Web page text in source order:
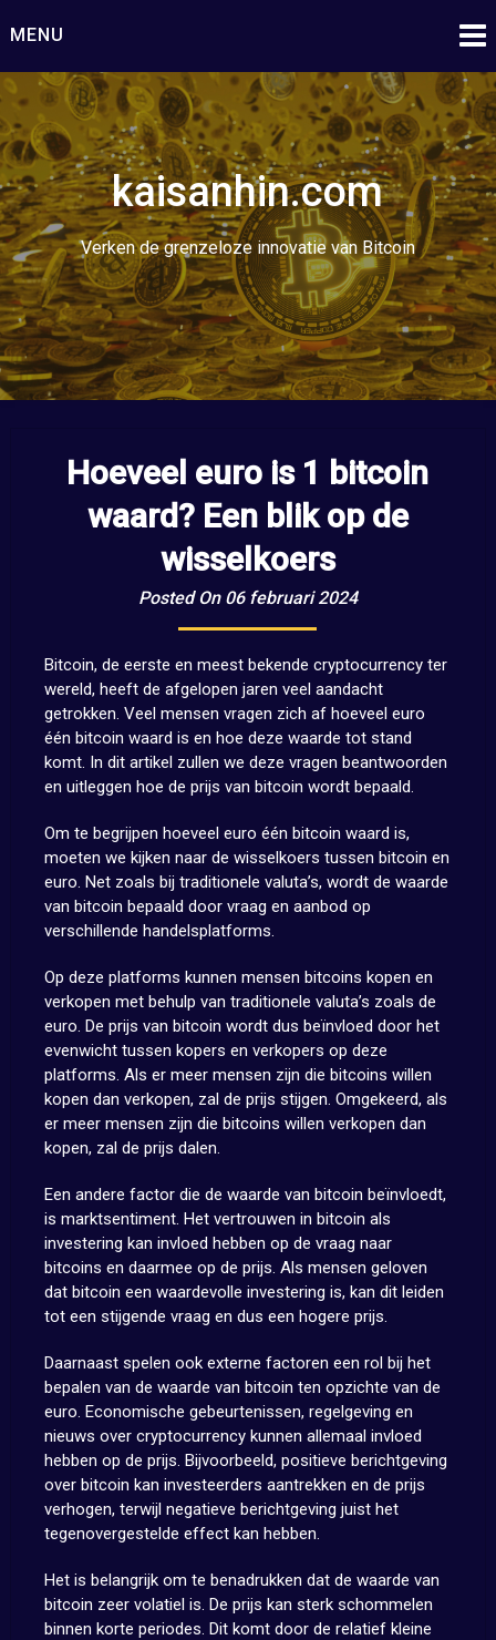
naar
inhoud
MENU
kaisanhin.com
Verken de grenzeloze innovatie van Bitcoin
Hoeveel euro is 1 bitcoin
waard? Een blik op de
wisselkoers
Posted On 06 februari 2024
Bitcoin, de eerste en meest bekende cryptocurrency ter
wereld, heeft de afgelopen jaren veel aandacht
getrokken. Veel mensen vragen zich af hoeveel euro
één bitcoin waard is en hoe deze waarde tot stand
komt. In dit artikel zullen we deze vragen beantwoorden
en uitleggen hoe de prijs van bitcoin wordt bepaald.
Om te begrijpen hoeveel euro één bitcoin waard is,
moeten we kijken naar de wisselkoers tussen bitcoin en
euro. Net zoals bij traditionele valuta’s, wordt de waarde
van bitcoin bepaald door vraag en aanbod op
verschillende handelsplatforms.
Op deze platforms kunnen mensen bitcoins kopen en
verkopen met behulp van traditionele valuta’s zoals de
euro. De prijs van bitcoin wordt dus beïnvloed door het
evenwicht tussen kopers en verkopers op deze
platforms. Als er meer mensen zijn die bitcoins willen
kopen dan verkopen, zal de prijs stijgen. Omgekeerd, als
er meer mensen zijn die bitcoins willen verkopen dan
kopen, zal de prijs dalen.
Een andere factor die de waarde van bitcoin beïnvloedt,
is marktsentiment. Het vertrouwen in bitcoin als
investering kan invloed hebben op de vraag naar
bitcoins en daarmee op de prijs. Als mensen geloven
dat bitcoin een waardevolle investering is, kan dit leiden
tot een stijgende vraag en dus een hogere prijs.
Daarnaast spelen ook externe factoren een rol bij het
bepalen van de waarde van bitcoin ten opzichte van de
euro. Economische gebeurtenissen, regelgeving en
nieuws over cryptocurrency kunnen allemaal invloed
hebben op de prijs. Bijvoorbeeld, positieve berichtgeving
over bitcoin kan investeerders aantrekken en de prijs
verhogen, terwijl negatieve berichtgeving juist het
tegenovergestelde effect kan hebben.
Het is belangrijk om te benadrukken dat de waarde van
bitcoin zeer volatiel is. De prijs kan sterk schommelen
binnen korte periodes. Dit komt door de relatief kleine